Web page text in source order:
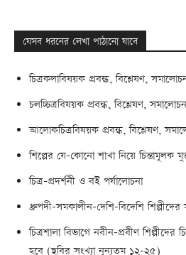
যেসব ধরনের লেখা পাঠানো যাবে
চিত্রকলাবিষয়ক প্রবন্ধ, বিশ্লেষণ,
চলচ্চিত্রবিষয়ক প্রবন্ধ, বিশ্লেষণ,
আলোকচিত্রবিষয়ক প্রবন্ধ, বিশ্লেষণ,
শিল্পের যে-কোনো শাখা নিয়ে চিন্তামূলক
চিত্র-প্রদর্শনী ও বই পর্যালোচনা
ধ্রুপদী-সমকালীন-দেশি-বিদেশি শিল্পীদের
চিত্রশালা বিভাগে নবীন-প্রবীণ শিল্পীদের
হবে (ছবির সংখ্যা নূন্যতম ১২-২৫)